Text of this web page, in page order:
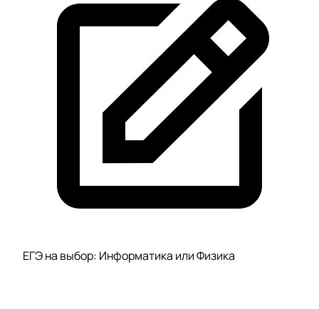
ЕГЭ на выбор: Информатика или Физика